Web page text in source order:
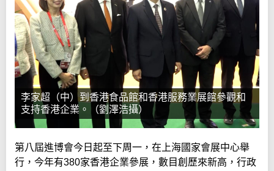
李家超（中）到香港食品館和香港服務業展館參觀和
支持香港企業。（劉澤浩攝）
第八屆進博會今日起至下周一，在上海國家會展中心舉
行，今年有380家香港企業參展，數目創歷來新高，行政